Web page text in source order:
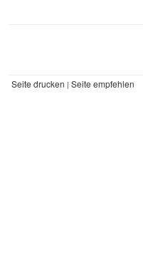
Seite drucken | Seite empfehlen